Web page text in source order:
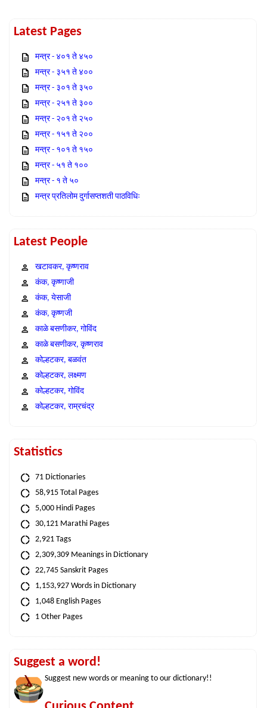
Latest Pages
मन्त्र - ४०१ ते ४५०
मन्त्र - ३५१ ते ४००
मन्त्र - ३०१ ते ३५०
मन्त्र - २५१ ते ३००
मन्त्र - २०१ ते २५०
मन्त्र - १५१ ते २००
मन्त्र - १०१ ते १५०
मन्त्र - ५१ ते १००
मन्त्र - १ ते ५०
मन्त्र प्रतिलोम दुर्गासप्तशती पाठविधिः
Latest People
खटावकर, कृष्णराव
कंक, कृष्णाजी
कंक, येसाजी
कंक, कृष्णजी
काळे बसणीकर, गोविंद
काळे बसणीकर, कृष्णराव
कोल्हटकर, बळवंत
कोल्हटकर, लक्ष्मण
कोल्हटकर, गोविंद
कोल्हटकर, राम्रचंद्र
Statistics
71 Dictionaries
58,915 Total Pages
5,000 Hindi Pages
30,121 Marathi Pages
2,921 Tags
2,309,309 Meanings in Dictionary
22,745 Sanskrit Pages
1,153,927 Words in Dictionary
1,048 English Pages
1 Other Pages
Suggest a word!
Suggest new words or meaning to our dictionary!!